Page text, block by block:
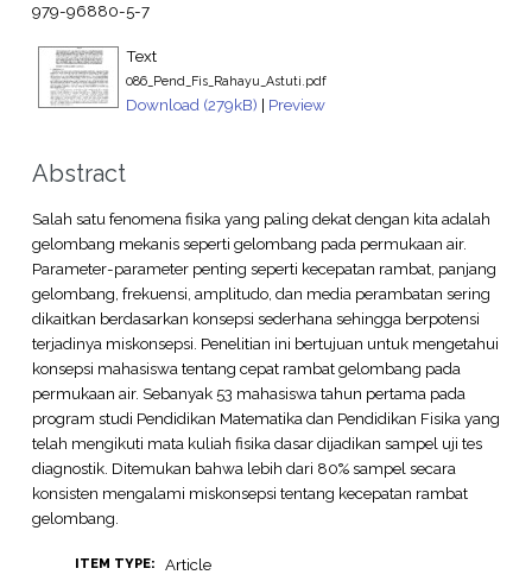
979-96880-5-7
Text
086_Pend_Fis_Rahayu_Astuti.pdf
Download (279kB) | Preview
Abstract
Salah satu fenomena fisika yang paling dekat dengan kita adalah
gelombang mekanis seperti gelombang pada permukaan air.
Parameter-parameter penting seperti kecepatan rambat, panjang
gelombang, frekuensi, amplitudo, dan media perambatan sering
dikaitkan berdasarkan konsepsi sederhana sehingga berpotensi
terjadinya miskonsepsi. Penelitian ini bertujuan untuk mengetahui
konsepsi mahasiswa tentang cepat rambat gelombang pada
permukaan air. Sebanyak 53 mahasiswa tahun pertama pada
program studi Pendidikan Matematika dan Pendidikan Fisika yang
telah mengikuti mata kuliah fisika dasar dijadikan sampel uji tes
diagnostik. Ditemukan bahwa lebih dari 80% sampel secara
konsisten mengalami miskonsepsi tentang kecepatan rambat
gelombang.
ITEM TYPE: Article